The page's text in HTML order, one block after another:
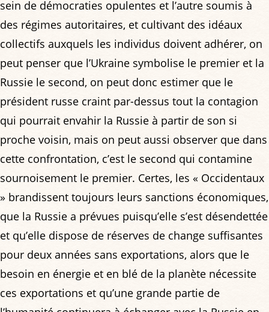
sein de démocraties opulentes et l’autre soumis à
des régimes autoritaires, et cultivant des idéaux
collectifs auxquels les individus doivent adhérer, on
peut penser que l’Ukraine symbolise le premier et la
Russie le second, on peut donc estimer que le
président russe craint par-dessus tout la contagion
qui pourrait envahir la Russie à partir de son si
proche voisin, mais on peut aussi observer que dans
cette confrontation, c’est le second qui contamine
sournoisement le premier. Certes, les « Occidentaux
» brandissent toujours leurs sanctions économiques,
que la Russie a prévues puisqu’elle s’est désendettée
et qu’elle dispose de réserves de change suffisantes
pour deux années sans exportations, alors que le
besoin en énergie et en blé de la planète nécessite
ces exportations et qu’une grande partie de